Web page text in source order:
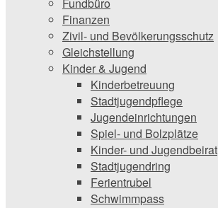
Finanzen
Zivil- und Bevölkerungsschutz
Gleichstellung
Kinder & Jugend
Kinderbetreuung
Stadtjugendpflege
Jugendeinrichtungen
Spiel- und Bolzplätze
Kinder- und Jugendbeirat
Stadtjugendring
Ferientrubel
Schwimmpass